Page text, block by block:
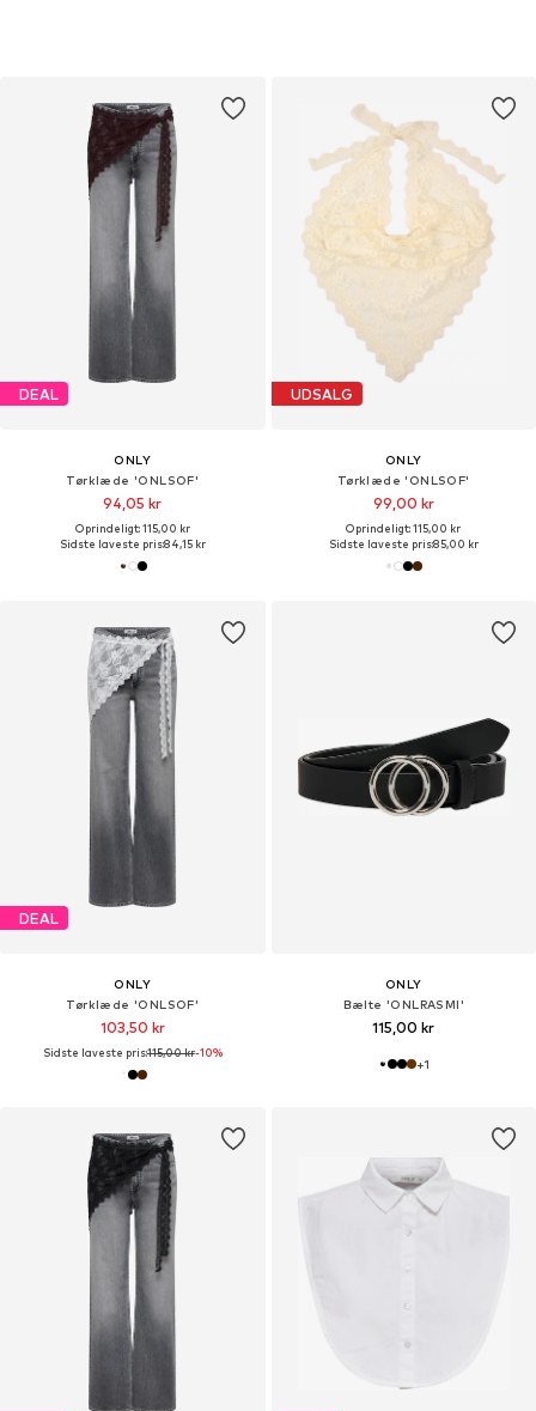
DEAL
ONLY
Tørklæde 'ONLSOF'
94,05 kr
Oprindeligt: 115,00 kr
Sidste laveste pris:84,15 kr
UDSALG
ONLY
Tørklæde 'ONLSOF'
99,00 kr
Oprindeligt: 115,00 kr
Sidste laveste pris:85,00 kr
DEAL
ONLY
Tørklæde 'ONLSOF'
103,50 kr
Sidste laveste pris:115,00 kr-10%
ONLY
Bælte 'ONLRASMI'
115,00 kr
+1